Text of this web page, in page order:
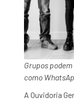
Grupos
como
A Ouvidoria